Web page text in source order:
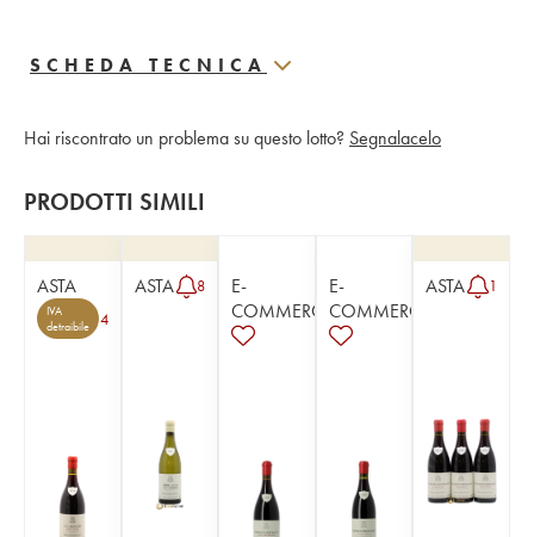
SCHEDA TECNICA
Hai riscontrato un problema su questo lotto? Segnalacelo
PRODOTTI SIMILI
ASTA
IVA
detraibile
4
ASTA 8
E-
COMMERCE
E-
COMMERCE
ASTA 1